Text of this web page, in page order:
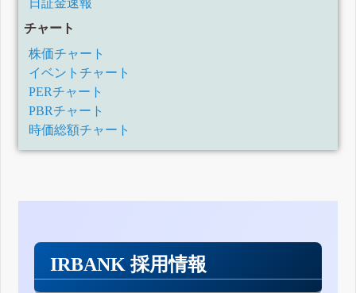
日証金速報
チャート
株価チャート
イベントチャート
PERチャート
PBRチャート
時価総額チャート
IRBANK 採用情報